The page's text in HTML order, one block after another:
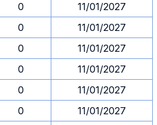
0
11/01/2027
0
11/01/2027
0
11/01/2027
0
11/01/2027
0
11/01/2027
0
11/01/2027